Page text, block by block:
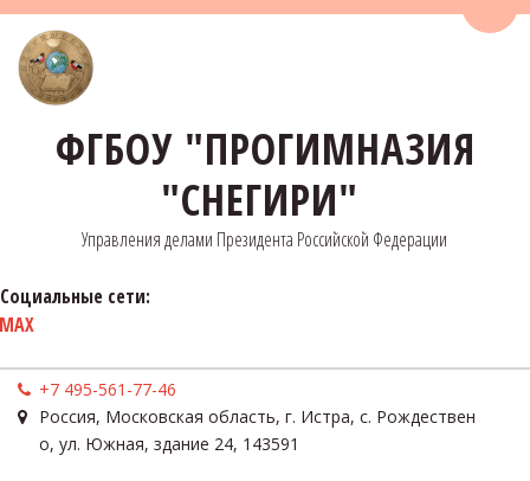
ФГБОУ "ПРОГИМНАЗИЯ
"СНЕГИРИ"
Управления делами Президента Российской Федерации
Социальные сети:
MAX
+7 495-561-77-46
Россия, Московская область, г. Истра, с. Рождествен
о, ул. Южная, здание 24, 143591